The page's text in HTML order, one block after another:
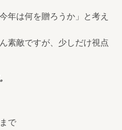
年は何を贈ろうか」と考え
素敵ですが、少しだけ視点
で